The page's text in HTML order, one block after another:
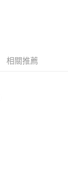
相關推薦